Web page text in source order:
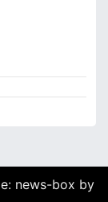
news-box by